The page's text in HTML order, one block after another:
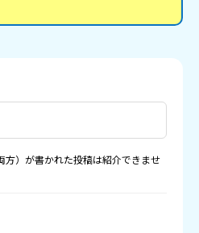
）が書かれた投稿は紹介できませ